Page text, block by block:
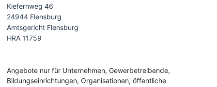
Kiefernweg 46
24944 Flensburg
Amtsgericht Flensburg
HRA 11759
Angebote nur für Unternehmen, Gewerbetreibende,
Bildungseinrichtungen, Organisationen, öffentliche